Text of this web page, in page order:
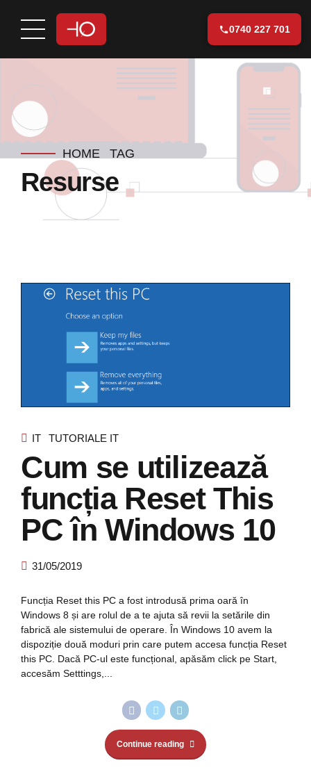
HOME TAG
Resurse
IT TUTORIALE IT
Cum se utilizează
funcția Reset This
PC în Windows 10
31/05/2019
Funcția Reset this PC a fost introdusă prima oară în
Windows 8 și are rolul de a te ajuta să revii la setările din
fabrică ale sistemului de operare. În Windows 10 avem la
dispoziție două moduri prin care putem accesa funcția Reset
this PC. Dacă PC-ul este funcțional, apăsăm click pe Start,
accesăm Setttings,...
Continue reading
0740 227 701